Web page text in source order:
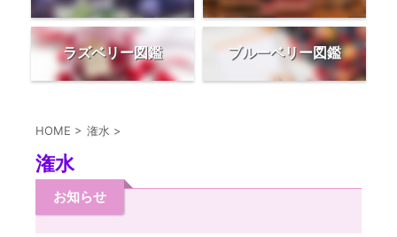
ラズベリー図鑑 ブルーベリー図鑑
HOME > 潅水 >
潅水
お知らせ